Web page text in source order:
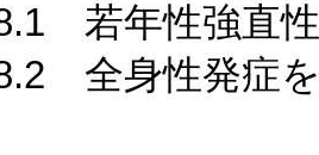
若年性強直
全身性発症